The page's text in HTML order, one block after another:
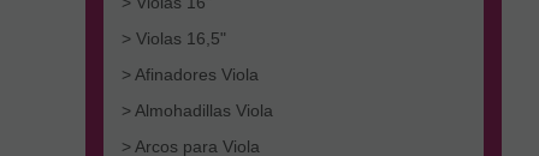
> Violas 16,5"
> Afinadores Viola
> Almohadillas Viola
> Arcos para Viola